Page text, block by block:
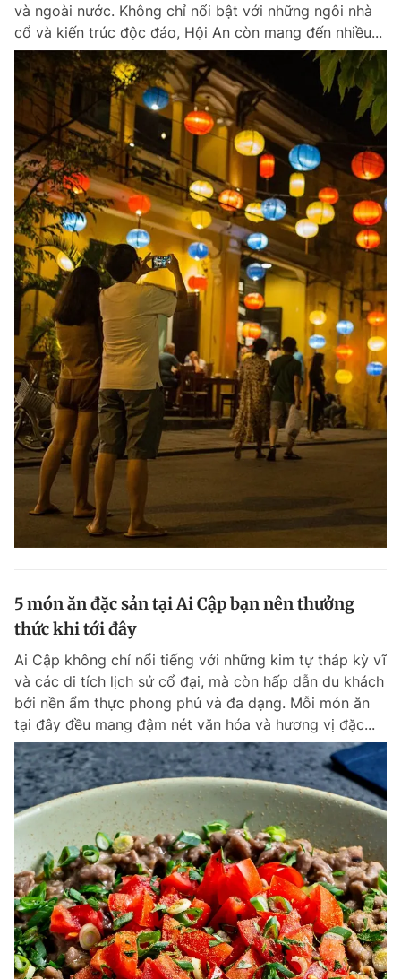
và ngoài nước. Không chỉ nổi bật với những ngôi nhà
cổ và kiến trúc độc đáo, Hội An còn mang đến nhiều...
5 món ăn đặc sản tại Ai Cập bạn nên thưởng
thức khi tới đây
Ai Cập không chỉ nổi tiếng với những kim tự tháp kỳ vĩ
và các di tích lịch sử cổ đại, mà còn hấp dẫn du khách
bởi nền ẩm thực phong phú và đa dạng. Mỗi món ăn
tại đây đều mang đậm nét văn hóa và hương vị đặc...